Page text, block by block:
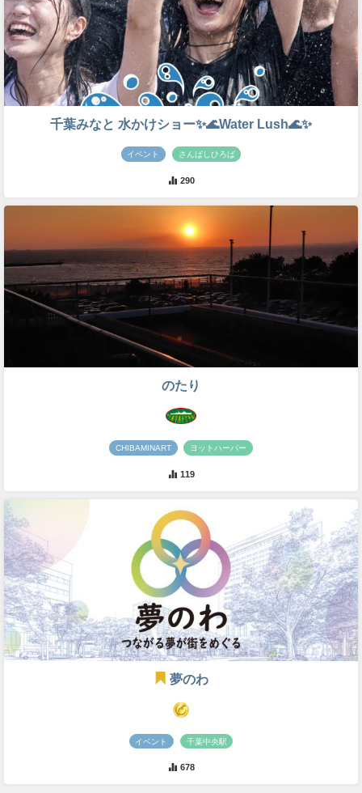
千葉みなと 水かけショー✨🌊Water Lush🌊✨
イベント さんばしひろば
290
のたり
CHIBAMINART ヨットハーバー
119
夢のわ
イベント 千葉中央駅
678